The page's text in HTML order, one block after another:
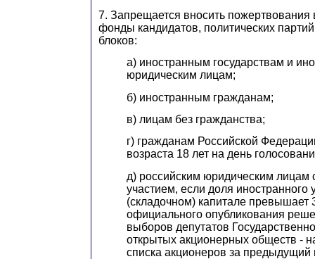
7. Запрещается вносить пожертвования
фонды кандидатов, политических
блоков:
а) иностранным государствам и
юридическим лицам;
б) иностранным гражданам;
в) лицам без гражданства;
г) гражданам Российской
возраста 18 лет на день
д) российским юридическим лицам
участием, если доля иностранного
(складочном) капитале превышает
официального опубликования
выборов депутатов
открытых акционерных обществ -
списка акционеров за предыдущий